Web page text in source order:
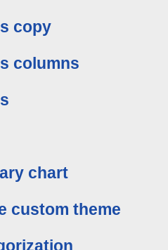
copy
columns
chart
custom theme